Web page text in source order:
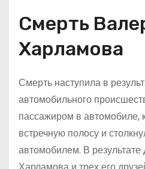
Смерть
Харламова
Смерть наступила в
автомобильного
пассажиром в автомобиле,
встречную полосу и
автомобилем. В